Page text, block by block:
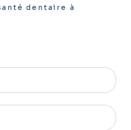
dentaire à